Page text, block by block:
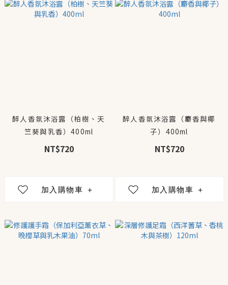
醉人香氛沐浴露（柏樹、天
竺葵與乳香）400ml
NT$720
醉人香氛沐浴露（麝香與椰
子）400ml
NT$720